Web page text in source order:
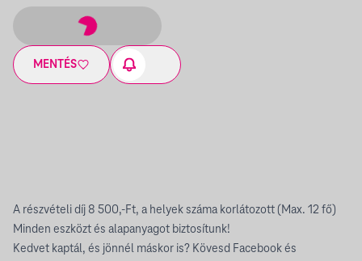
MENTÉS
A részvételi díj 8 500,-Ft, a helyek száma korlátozott (Max. 12 fő)
Minden eszközt és alapanyagot biztosítunk!
Kedvet kaptál, és jönnél máskor is? Kövesd Facebook és